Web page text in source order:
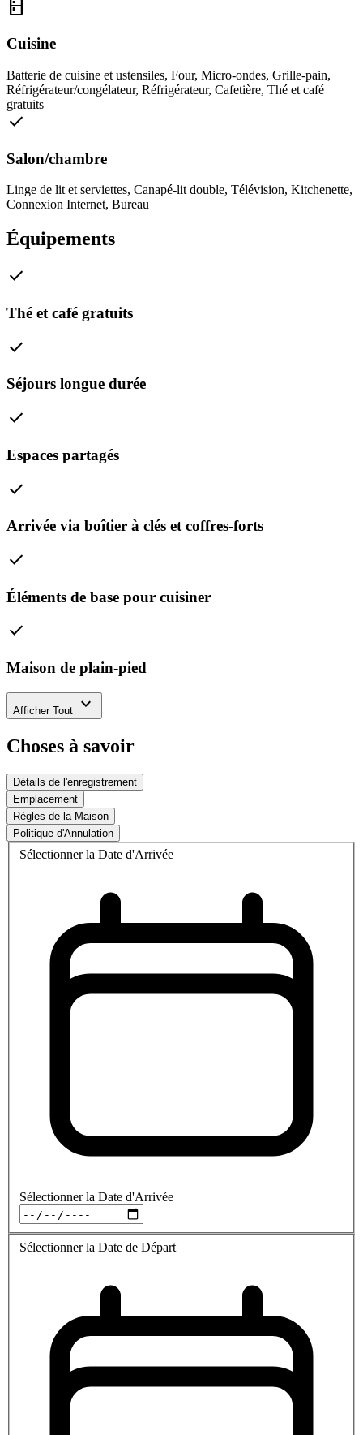
kitchen
Cuisine
Batterie de cuisine et ustensiles, Four, Micro-ondes, Grille-pain,
Réfrigérateur/congélateur, Réfrigérateur, Cafetière, Thé et café
gratuits
check
Salon/chambre
Linge de lit et serviettes, Canapé-lit double, Télévision, Kitchenette,
Connexion Internet, Bureau
Équipements
check
Thé et café gratuits
check
Séjours longue durée
check
Espaces partagés
check
Arrivée via boîtier à clés et coffres-forts
check
Éléments de base pour cuisiner
check
Maison de plain-pied
Afficher Tout expand_more
Choses à savoir
Détails de l'enregistrement
Emplacement
Règles de la Maison
Politique d'Annulation
Sélectionner la Date d'Arrivée
Sélectionner la Date d'Arrivée
Sélectionner la Date de Départ